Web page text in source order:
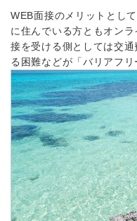
WEB面接のメリットとし
に住んでいる方ともオン
接を受ける側としては交
る困難などが「バリアフリ